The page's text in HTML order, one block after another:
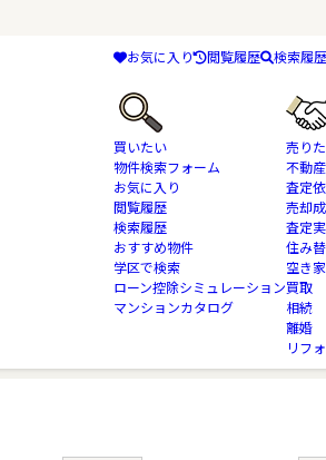
お気に入り 閲覧履歴 検索履歴
買いたい
物件検索フォーム
お気に入り
閲覧履歴
検索履歴
おすすめ物件
学区で検索
ローン控除シミュレーション
マンションカタログ
売り
不動
査定
売却
査定
住み
空き家
買取
相続
離婚
リフ
千葉市中央区